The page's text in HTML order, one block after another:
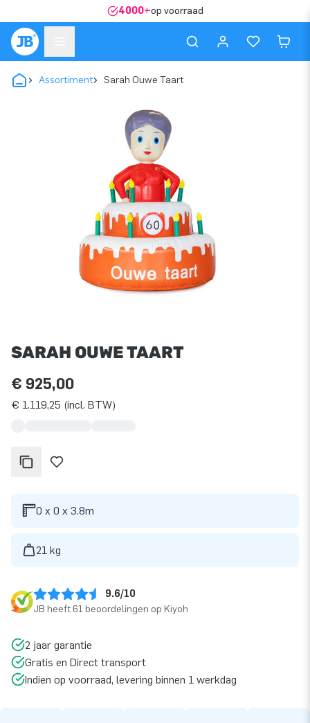
4000+op voorraad
Assortiment Sarah Ouwe Taart
SARAH OUWE TAART
€ 925,00
€ 1.119,25 (incl. BTW)
0 x 0 x 3.8m
21 kg
9.6/10
JB heeft 61 beoordelingen op Kiyoh
2 jaar garantie
Gratis en Direct transport
Indien op voorraad, levering binnen 1 werkdag